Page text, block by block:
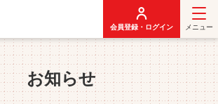
会員登録・ログイン メニュー
お知らせ